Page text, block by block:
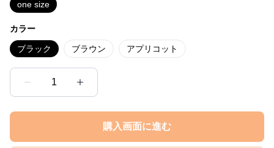
one size
カラー
ブラック ブラウン アプリコット
1
購入画面に進む